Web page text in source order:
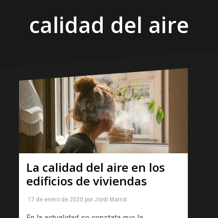
calidad del aire
La calidad del aire en los
edificios de viviendas
17 de enero de 2020 por Jordi Marrot